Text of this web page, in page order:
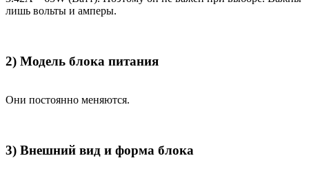
лишь вольты и амперы.
2) Модель блока питания
Они постоянно меняются.
3) Внешний вид и форма блока